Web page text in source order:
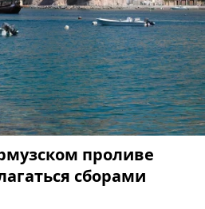
проливе
сборами